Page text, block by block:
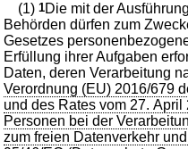
(1)1Die mit der
Behörden dürfen zum
Gesetzes
Erfüllung ihrer Aufgaben
Daten, deren Verarbeitung
Verordnung (EU) 2016/679
und des Rates vom 27.
Personen bei der
zum freien Datenverkehr